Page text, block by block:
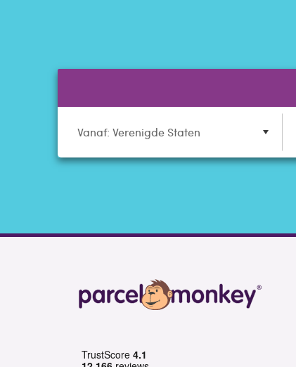
Vanaf: Verenigde Staten